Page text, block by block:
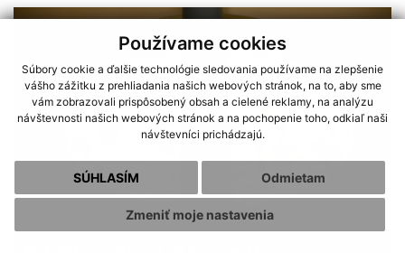
Používame cookies
Súbory cookie a ďalšie technológie sledovania používame na zlepšenie
vášho zážitku z prehliadania našich webových stránok, na to, aby sme
vám zobrazovali prispôsobený obsah a cielené reklamy, na analýzu
návštevnosti našich webových stránok a na pochopenie toho, odkiaľ naši
návštevníci prichádzajú.
SÚHLASÍM Odmietam
Zmeniť moje nastavenia